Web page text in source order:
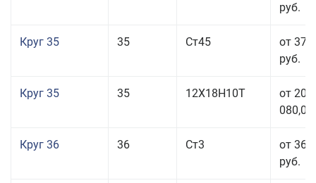
руб.
Круг 35 35 Ст45
от 37
руб.
Круг 35 35 12Х18Н10Т
от 208
080,00
Круг 36 36 Ст3
от 36
руб.